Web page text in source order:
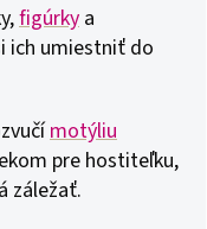
figúrky a
ich umiestniť do
motýliu
pre hostiteľku,
záležať.